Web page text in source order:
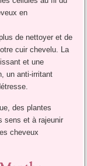
en
de nettoyer et de
cuir chevelu. La
et une
un anti-irritant
des plantes
sens et à rajeunir
cheveux